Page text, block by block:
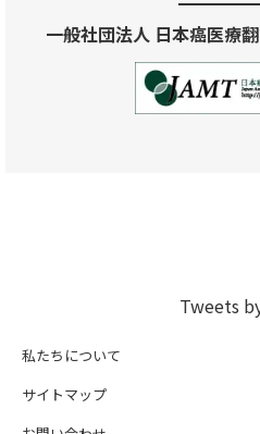
一般社団法人 日本癌医療
Tweets
私たちについて
サイトマップ